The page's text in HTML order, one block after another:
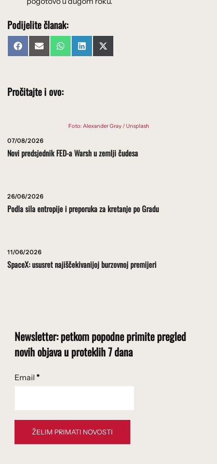
Podijelite članak:
Share
on
FacebookShare
on
Email Share
on
WhatsAppShare
on
LinkedInShare
on
X
(Twitter)
Pročitajte i ovo:
Foto: Alexander Gray / Unsplash
07/08/2026
Novi predsjednik FED-a Warsh u zemlji čudesa
26/06/2026
Podla sila entropije i preporuka za kretanje po Gradu
11/06/2026
SpaceX: ususret najiščekivanijoj burzovnoj premijeri
Newsletter: petkom popodne primite pregled
novih objava u proteklih 7 dana
Email *